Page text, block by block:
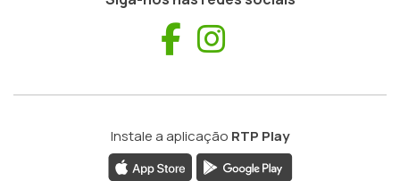
Facebook
Instale a aplicação RTP Play